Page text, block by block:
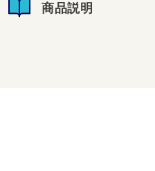
商品説明